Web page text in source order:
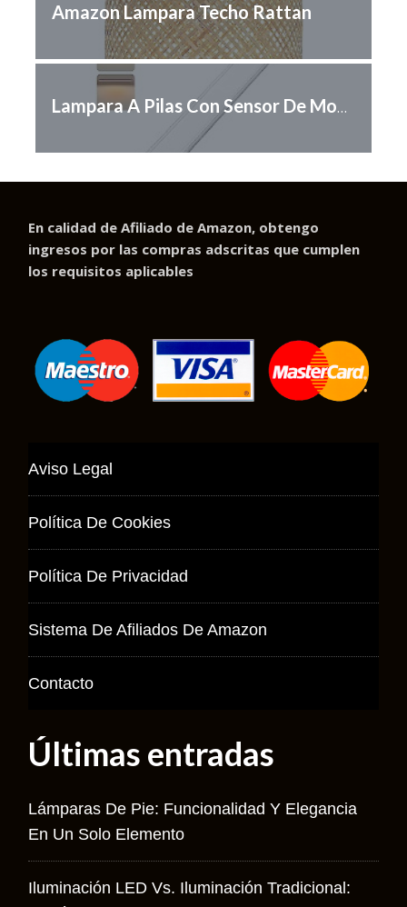
Amazon Lampara Techo Rattan
Lampara A Pilas Con Sensor De Movimiento
En calidad de Afiliado de Amazon, obtengo
ingresos por las compras adscritas que cumplen
los requisitos aplicables
Aviso Legal
Política De Cookies
Política De Privacidad
Sistema De Afiliados De Amazon
Contacto
Últimas entradas
Lámparas De Pie: Funcionalidad Y Elegancia
En Un Solo Elemento
Iluminación LED Vs. Iluminación Tradicional: